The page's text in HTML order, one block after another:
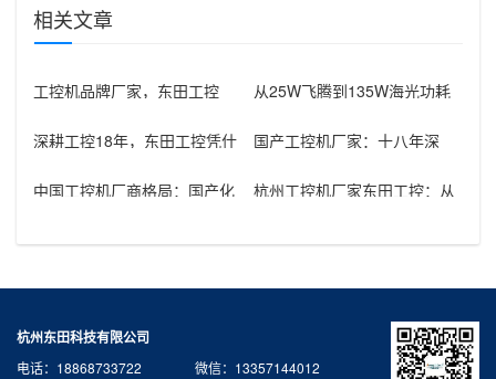
相关文章
工控机品牌厂家，东田工控
领域的国
从25W飞腾到135W海光功耗
适配
深耕工控18年，东田工控凭什
秘
国产工控机厂家：十八年深
中国工控机厂商格局：国产化
杭州工控机厂家东田工控：从
杭州东田科技有限公司
电话：18868733722 微信：13357144012